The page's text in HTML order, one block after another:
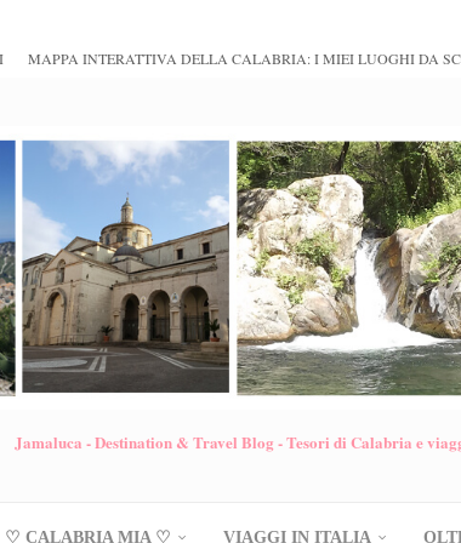
MAPPA INTERATTIVA DELLA CALABRIA: I MIEI LUOGHI DA
Jamaluca - Destination & Travel Blog - Tesori di Calabria e
♡ CALABRIA MIA ♡ VIAGGI IN ITALIA